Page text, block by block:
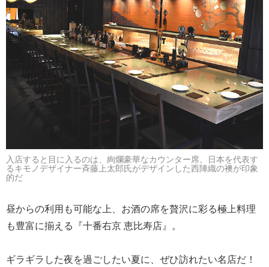
入店すると目に入るのは、絢爛豪華なカウンター席。日本を代表す
るキモノデザイナー斉藤上太郎氏がデザインした西陣織の襖が印象
的だ
昼からの利用も可能な上、お酒の席を贅沢に彩る極上料理
も豊富に揃える『十番右京 恵比寿店』。
ギラギラした夜を過ごしたい夏に、ぜひ訪れたい名店だ！